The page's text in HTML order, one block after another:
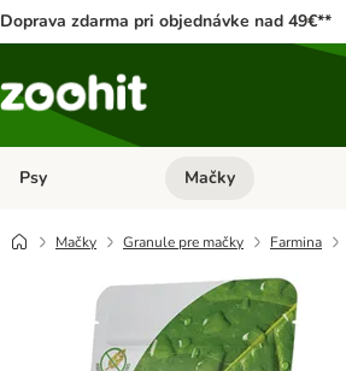
Doprava zdarma pri objednávke nad 49€**
Psy Otvoriť menu: Psy
Mačky
Mačky Granule pre mačky Farmina